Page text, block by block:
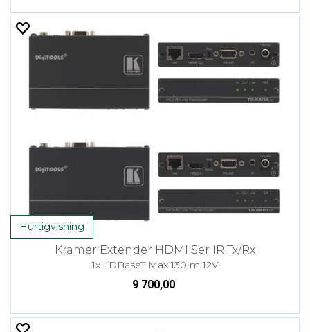
Hurtigvisning
Kramer Extender HDMI Ser IR Tx/Rx
1xHDBaseT Max 130 m 12V
9 700,00